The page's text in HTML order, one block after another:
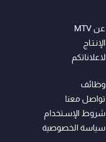
عن MTV
الإنـتـاج
لاعلاناتكم
وظائف
تواصل معنا
شروط الإسـتخدام
سياسة الخصوصية